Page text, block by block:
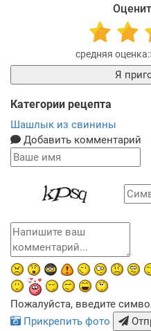
Я
Категории рецепта
Шашлык из свинины
Добавить комментарий
Пожалуйста, введите
Прикрепить фото